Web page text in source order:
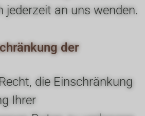
jederzeit an uns wenden.
der
die Einschränkung
Ihrer